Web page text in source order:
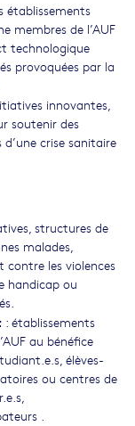
établissements
membres de l’AUF
technologique
provoquées par la
innovantes,
soutenir des
crise sanitaire
structures de
malades,
contre les violences
handicap ou
: établissements
au bénéfice
élèves-
ou centres de
.